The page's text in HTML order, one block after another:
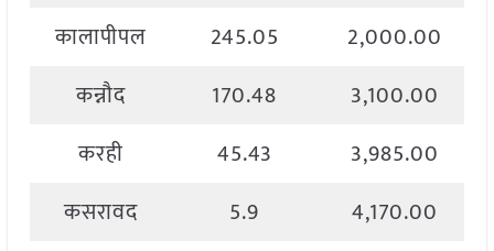
कालापीपल
245.05
2,000.00
कन्नौद
170.48
3,100.00
करही
45.43
3,985.00
कसरावद
5.9
4,170.00